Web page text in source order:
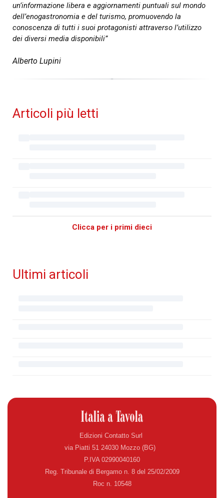
un’informazione libera e aggiornamenti puntuali sul mondo
dell’enogastronomia e del turismo, promuovendo la
conoscenza di tutti i suoi protagonisti attraverso l’utilizzo
dei diversi media disponibili”
Alberto Lupini
Articoli più letti
Clicca per i primi dieci
Ultimi articoli
Edizioni Contatto Surl
via Piatti 51 24030 Mozzo (BG)
P.IVA 02990040160
Reg. Tribunale di Bergamo n. 8 del 25/02/2009
Roc n. 10548